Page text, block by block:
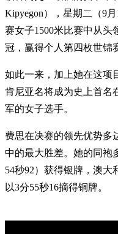
Kipyegon），星期二（9
赛女子1500米比赛中从头
冠，赢得个人第四枚世锦
如此一来，加上她在这项
肯尼亚名将成为史上首名
军的女子选手。
费思在决赛的领先优势多
中的最大胜差。她的同袍
54秒92）获得银牌，澳大
以3分55秒16摘得铜牌。